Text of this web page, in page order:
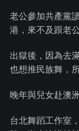
老公參加共產黨
港，來不及跟老
出獄後，因為去
也想推民族舞，
晚年與兒女赴澳
台北舞蹈工作室